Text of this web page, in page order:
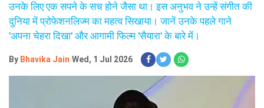
उनके लिए एक सपने के सच होने जैसा था। इस अनुभव ने उन्हें संगीत की
दुनिया में प्रोफेशनलिज्म का महत्व सिखाया। जानें उनके पहले गाने
'अपना चेहरा दिखा' और आगामी फिल्म 'सैयारा' के बारे में।
By Bhavika Jain Wed, 1 Jul 2026